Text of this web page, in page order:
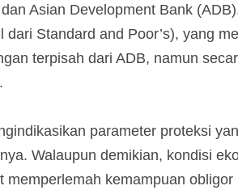
Asian Development Bank
Standard and Poor’s), yang
terpisah dari ADB, namun
parameter proteksi
Walaupun demikian, kondisi
kemampuan obligor